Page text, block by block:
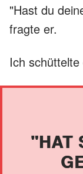
"Hast du
fragte er.
Ich
"HAT